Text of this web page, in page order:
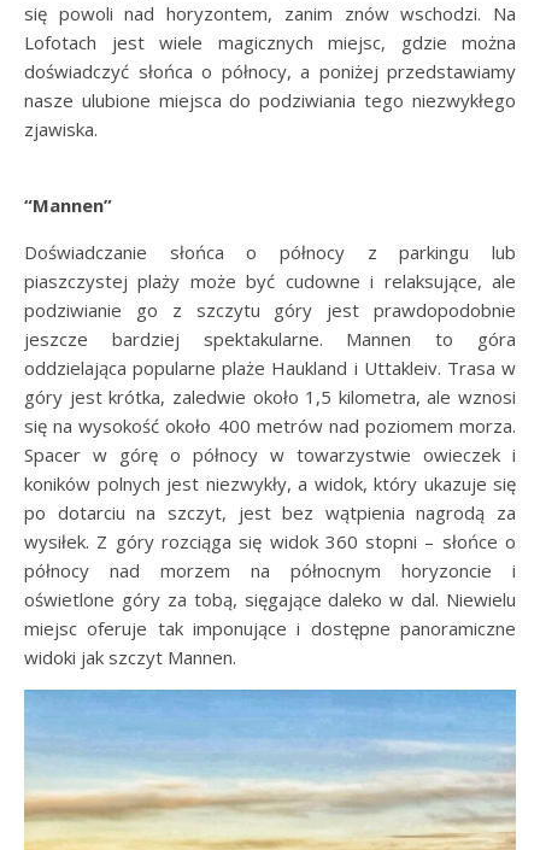
się powoli nad horyzontem, zanim znów wschodzi. Na
Lofotach jest wiele magicznych miejsc, gdzie można
doświadczyć słońca o północy, a poniżej przedstawiamy
nasze ulubione miejsca do podziwiania tego niezwykłego
zjawiska.
“Mannen”
Doświadczanie słońca o północy z parkingu lub
piaszczystej plaży może być cudowne i relaksujące, ale
podziwianie go z szczytu góry jest prawdopodobnie
jeszcze bardziej spektakularne. Mannen to góra
oddzielająca popularne plaże Haukland i Uttakleiv. Trasa w
góry jest krótka, zaledwie około 1,5 kilometra, ale wznosi
się na wysokość około 400 metrów nad poziomem morza.
Spacer w górę o północy w towarzystwie owieczek i
koników polnych jest niezwykły, a widok, który ukazuje się
po dotarciu na szczyt, jest bez wątpienia nagrodą za
wysiłek. Z góry rozciąga się widok 360 stopni – słońce o
północy nad morzem na północnym horyzoncie i
oświetlone góry za tobą, sięgające daleko w dal. Niewielu
miejsc oferuje tak imponujące i dostępne panoramiczne
widoki jak szczyt Mannen.